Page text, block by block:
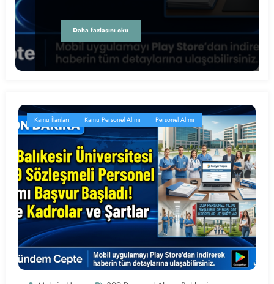
Daha fazlasını oku
Kamu İlanları Kamu Personel Alımı Personel Alımı